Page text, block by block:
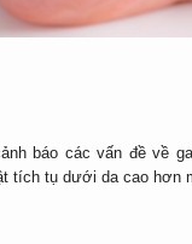
báo các vấn đề về
tích tụ dưới da cao hơn